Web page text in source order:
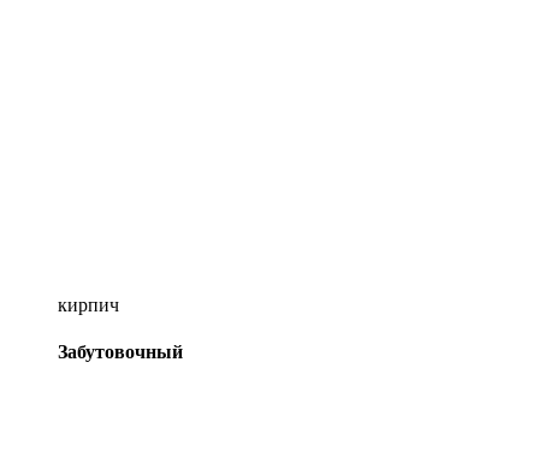
кирпич
Забутовочный